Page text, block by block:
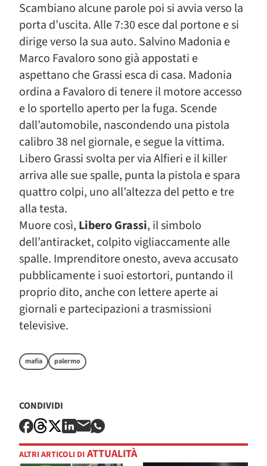
Scambiano alcune parole poi si avvia verso la
porta d’uscita. Alle 7:30 esce dal portone e si
dirige verso la sua auto. Salvino Madonia e
Marco Favaloro sono già appostati e
aspettano che Grassi esca di casa. Madonia
ordina a Favaloro di tenere il motore accesso
e lo sportello aperto per la fuga. Scende
dall’automobile, nascondendo una pistola
calibro 38 nel giornale, e segue la vittima.
Libero Grassi svolta per via Alfieri e il killer
arriva alle sue spalle, punta la pistola e spara
quattro colpi, uno all’altezza del petto e tre
alla testa.
Muore così, Libero Grassi, il simbolo
dell’antiracket, colpito vigliaccamente alle
spalle. Imprenditore onesto, aveva accusato
pubblicamente i suoi estortori, puntando il
proprio dito, anche con lettere aperte ai
giornali e partecipazioni a trasmissioni
televisive.
mafia palermo
CONDIVIDI
ALTRI ARTICOLI DI ATTUALITÀ